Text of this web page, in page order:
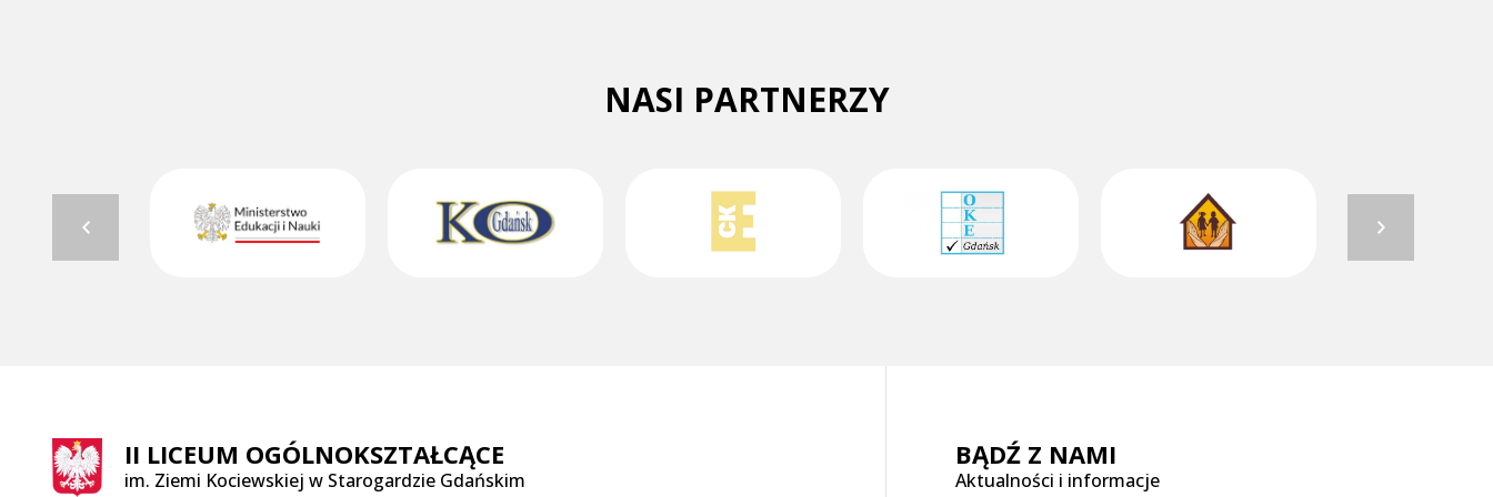
NASI PARTNERZY
II LICEUM OGÓLNOKSZTAŁCĄCE
im. Ziemi Kociewskiej w Starogardzie Gdańskim
BĄDŹ Z NAMI
Aktualności i informacje